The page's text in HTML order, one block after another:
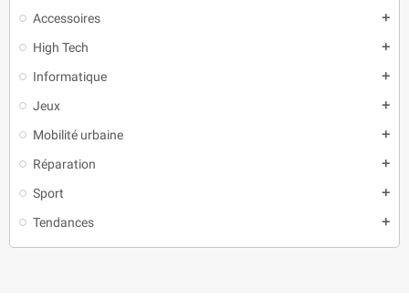
Accessoires add
High Tech add
Informatique add
Jeux add
Mobilité urbaine add
Réparation add
Sport add
Tendances add